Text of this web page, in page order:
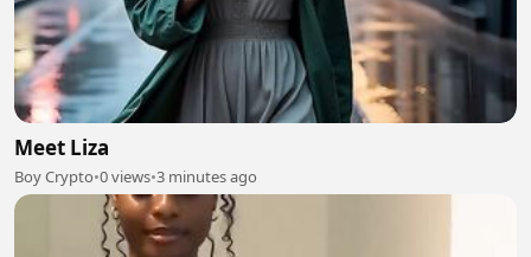
Meet Liza
Boy Crypto•0 views•3 minutes ago